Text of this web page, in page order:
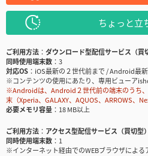
ちょっと立
ご利用方法
ダウンロード型配信サービス（買
同時使用端末数
3
対応OS
iOS最新の２世代前まで / Android最
※コンテンツの使用にあたり、専用ビューア
※Androidは、Android２世代前の端末のうち
末（Xperia、GALAXY、AQUOS、ARROWS、
必要メモリ容量
18 MB以上
ご利用方法
アクセス型配信サービス（買切型）
同時使用端末数
1
※インターネット経由でのWEBブラウザによる